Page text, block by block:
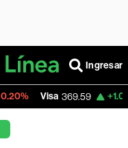
Ingresar
369.59 +1.07%